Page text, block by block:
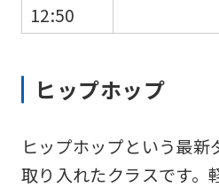
12:50
ヒップホップ
ヒップホップという最新
取り入れたクラスです。